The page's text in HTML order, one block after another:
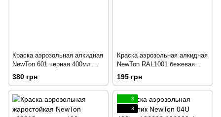
Краска аэрозольная алкидная
NewTon 601 черная 400мл
148853
380 грн
Краска аэрозольная алкидная
NewTon RAL1001 бежевая
400мл 146779
195 грн
3
3